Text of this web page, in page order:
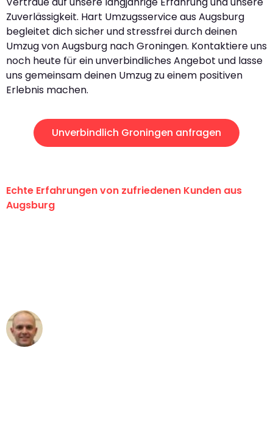
Zuverlässigkeit. Hart Umzugsservice aus Augsburg
begleitet dich sicher und stressfrei durch deinen
Umzug von Augsburg nach Groningen. Kontaktiere uns
noch heute für ein unverbindliches Angebot und lasse
uns gemeinsam deinen Umzug zu einem positiven
Erlebnis machen.
Unverbindlich Groningen anfragen
Echte Erfahrungen von zufriedenen Kunden aus
Augsburg